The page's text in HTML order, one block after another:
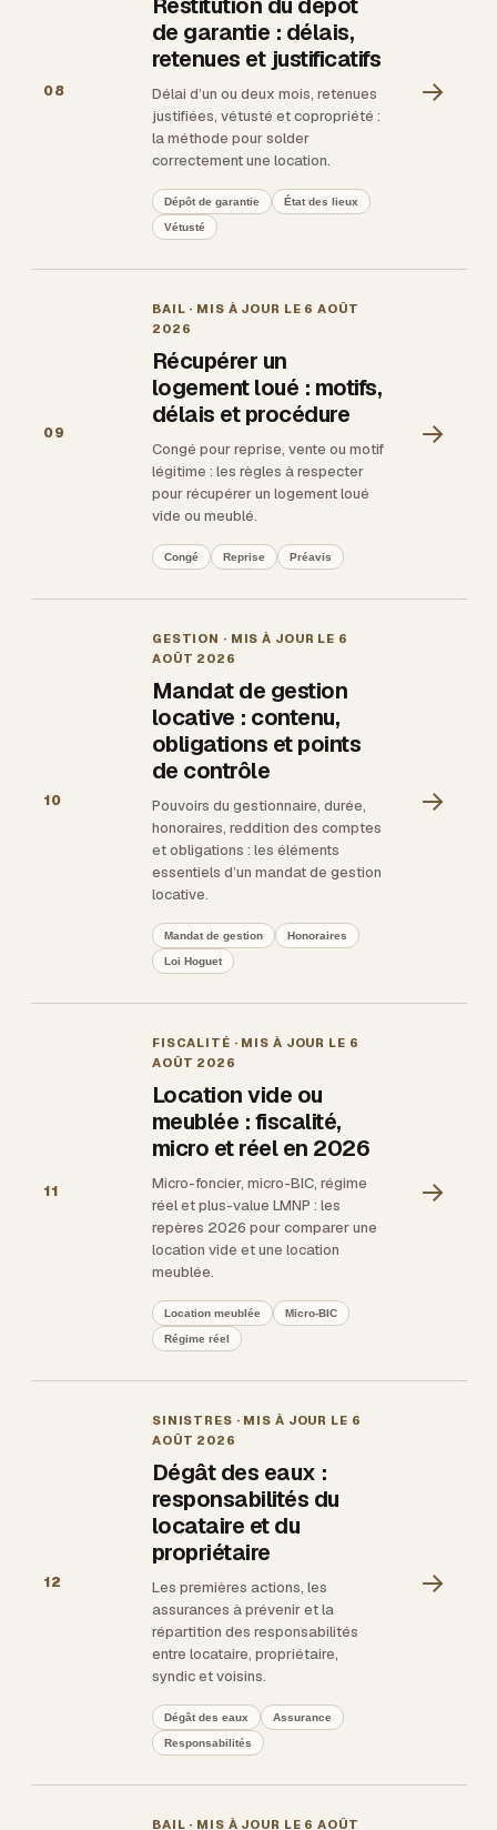
08
de garantie : délais,
retenues et justificatifs
Délai d’un ou deux mois, retenues
justifiées, vétusté et copropriété :
la méthode pour solder
correctement une location.
Dépôt de garantie État des lieux
Vétusté
→
09
BAIL · MIS À JOUR LE 6 AOÛT
2026
Récupérer un
logement loué : motifs,
délais et procédure
Congé pour reprise, vente ou motif
légitime : les règles à respecter
pour récupérer un logement loué
vide ou meublé.
Congé Reprise Préavis
→
10
GESTION · MIS À JOUR LE 6
AOÛT 2026
Mandat de gestion
locative : contenu,
obligations et points
de contrôle
Pouvoirs du gestionnaire, durée,
honoraires, reddition des comptes
et obligations : les éléments
essentiels d’un mandat de gestion
locative.
Mandat de gestion Honoraires
Loi Hoguet
→
11
FISCALITÉ · MIS À JOUR LE 6
AOÛT 2026
Location vide ou
meublée : fiscalité,
micro et réel en 2026
Micro-foncier, micro-BIC, régime
réel et plus-value LMNP : les
repères 2026 pour comparer une
location vide et une location
meublée.
Location meublée Micro-BIC
Régime réel
→
12
SINISTRES · MIS À JOUR LE 6
AOÛT 2026
Dégât des eaux :
responsabilités du
locataire et du
propriétaire
Les premières actions, les
assurances à prévenir et la
répartition des responsabilités
entre locataire, propriétaire,
syndic et voisins.
Dégât des eaux Assurance
Responsabilités
→
BAIL · MIS À JOUR LE 6 AOÛT